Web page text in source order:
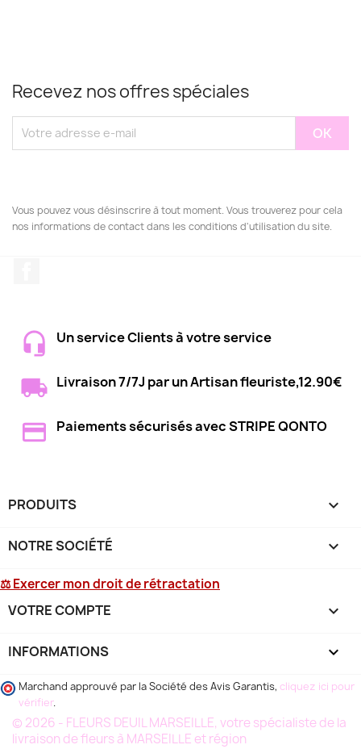
Recevez nos offres spéciales
Vous pouvez vous désinscrire à tout moment. Vous trouverez pour cela
nos informations de contact dans les conditions d'utilisation du site.
Un service Clients à votre service
Livraison 7/7J par un Artisan fleuriste,12.90€
Paiements sécurisés avec STRIPE QONTO
PRODUITS 
NOTRE SOCIÉTÉ 
⚖ Exercer mon droit de rétractation
VOTRE COMPTE 
INFORMATIONS keyboard_arrow_down
Marchand approuvé par la Société des Avis Garantis, cliquez ici pour
vérifier.
© 2026 - FLEURS DEUIL MARSEILLE, votre spécialiste de la
livraison de fleurs à MARSEILLE et région